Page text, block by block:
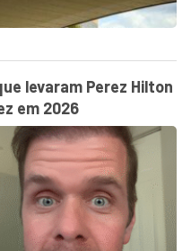
levaram Perez Hilton
em 2026